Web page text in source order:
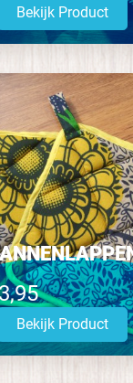
Bekijk Product
Bekijk Product